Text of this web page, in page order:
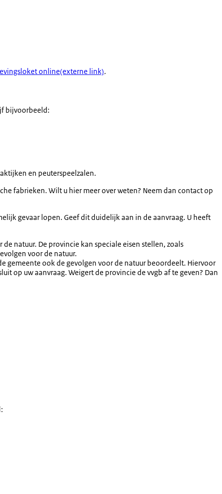
online(externe link).
bijvoorbeeld:
en peuterspeelzalen.
fabrieken. Wilt u hier meer over weten? Neem dan contact op
gevaar lopen. Geef dit duidelijk aan in de aanvraag. U heeft
natuur. De provincie kan speciale eisen stellen, zoals
voor de natuur.
gemeente ook de gevolgen voor de natuur beoordeelt. Hiervoor
op uw aanvraag. Weigert de provincie de vvgb af te geven? Dan